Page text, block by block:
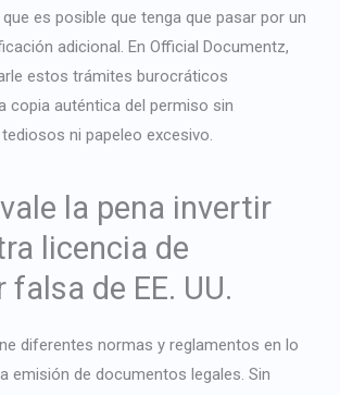
es posible que tenga que pasar por un
adicional. En Official Documentz,
estos trámites burocráticos
copia auténtica del permiso sin
ni papeleo excesivo.
la pena invertir
licencia de
de EE. UU.
diferentes normas y reglamentos en lo
emisión de documentos legales. Sin